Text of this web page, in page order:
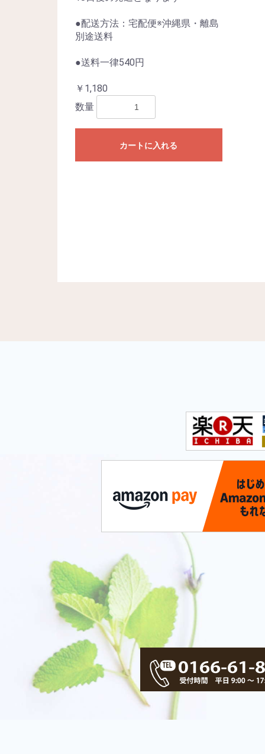
●配送方法：宅配便※沖縄県・離島
別途送料
●送料一律540円
￥1,180
数量
カートに入れる